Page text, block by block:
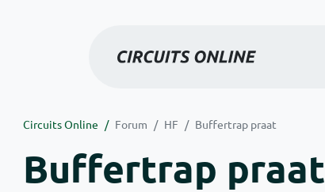
Circuits Online Forum HF Buffertrap praat
Buffertrap praat